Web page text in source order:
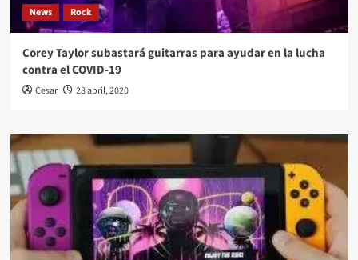
News Rock
Corey Taylor subastará guitarras para ayudar en la lucha
contra el COVID-19
Cesar 28 abril, 2020